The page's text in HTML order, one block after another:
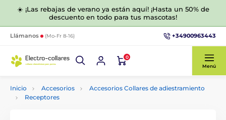
☀️ ¡Las rebajas de verano ya están aquí! ¡Hasta un 50% de
descuento en todo para tus mascotas!
Llámanos (Mo-Fr 8-16) +34900963443
0
Menú
Inicio Accesorios
Accesorios Collares de adiestramiento
Receptores